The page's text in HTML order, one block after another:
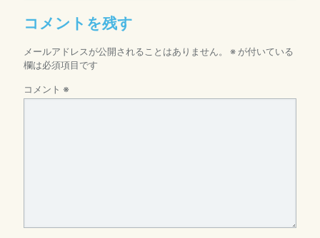
コメントを残す
メールアドレスが公開されることはありません。 ※ が付いている
欄は必須項目です
コメント ※